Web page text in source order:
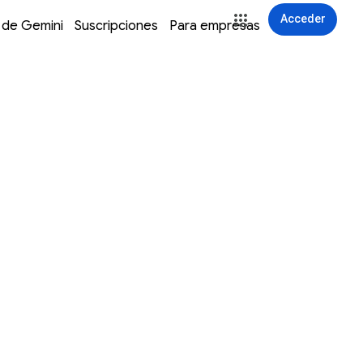
Acceder
Gemini Suscripciones Para empresas Acceder